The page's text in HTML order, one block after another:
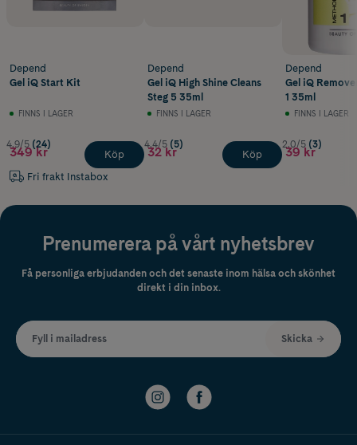
Depend
Gel iQ Start Kit
FINNS I LAGER
4.9/5 (24)
349 kr
Fri frakt Instabox
Köp
Depend
Gel iQ High Shine Cleans
Steg 5 35ml
FINNS I LAGER
4.4/5 (5)
32 kr Köp
Depend
Gel iQ
1 35ml
FINNS I LAGER
2.0/5 (3)
39 kr
Prenumerera på vårt nyhetsbrev
Få personliga erbjudanden och det senaste inom hälsa och skönhet
direkt i din inbox.
Fyll i mailadress Skicka